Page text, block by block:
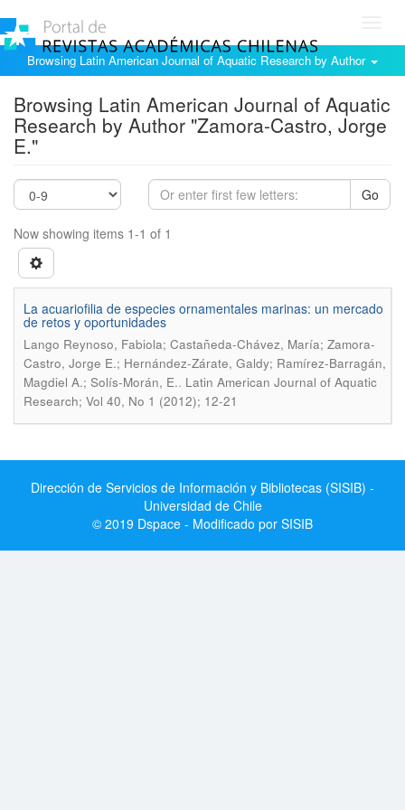
Browsing Latin American Journal of Aquatic Research by Author
Browsing Latin American Journal of Aquatic
Research by Author "Zamora-Castro, Jorge
E."
Go
Now showing items 1-1 of 1
La acuariofilia de especies ornamentales marinas: un mercado
de retos y oportunidades
Lango Reynoso, Fabiola; Castañeda-Chávez, María; Zamora-
Castro, Jorge E.; Hernández-Zárate, Galdy; Ramírez-Barragán,
Magdiel A.; Solís-Morán, E.. Latin American Journal of Aquatic
Research; Vol 40, No 1 (2012); 12-21
Dirección de Servicios de Información y Bibliotecas (SISIB) -
Universidad de Chile
© 2019 Dspace - Modificado por SISIB